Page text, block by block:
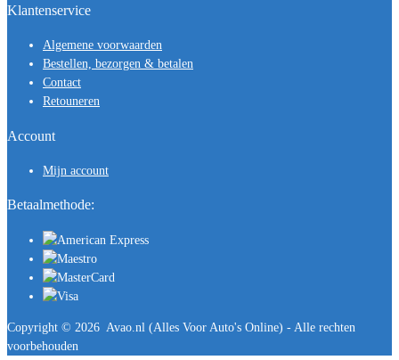
Klantenservice
Algemene voorwaarden
Bestellen, bezorgen & betalen
Contact
Retouneren
Account
Mijn account
Betaalmethode:
Copyright © 2026 Avao.nl (Alles Voor Auto's Online) - Alle rechten
voorbehouden